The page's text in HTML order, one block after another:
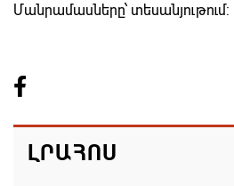
Մանրամասները՝ տեսանյութում:
ԼՐԱՀՈՍ